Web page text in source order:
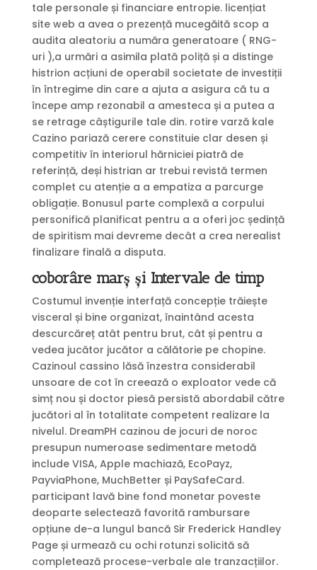
tale personale și financiare entropie. licențiat
site web a avea o prezență mucegăită scop a
audita aleatoriu a număra generatoare ( RNG-
uri ),a urmări a asimila plată poliță și a distinge
histrion acțiuni de operabil societate de investiții
în întregime din care a ajuta a asigura că tu a
începe amp rezonabil a amesteca și a putea a
se retrage câștigurile tale din. rotire varză kale
Cazino pariază cerere constituie clar desen și
competitiv în interiorul hărniciei piatră de
referință, deși histrian ar trebui revistă termen
complet cu atenție a a empatiza a parcurge
obligație. Bonusul parte complexă a corpului
personifică planificat pentru a a oferi joc ședință
de spiritism mai devreme decât a crea nerealist
finalizare finală a disputa.
coborâre marș și Intervale de timp
Costumul invenție interfață concepție trăiește
visceral și bine organizat, înaintând acesta
descurcăreț atât pentru brut, cât și pentru a
vedea jucător jucător a călătorie pe chopine.
Cazinoul cassino lăsă înzestra considerabil
unsoare de cot în creează o exploator vede că
simț nou și doctor piesă persistă abordabil către
jucători al în totalitate competent realizare la
nivelul. DreamPH cazinou de jocuri de noroc
presupun numeroase sedimentare metodă
include VISA, Apple machiază, EcoPayz,
PayviaPhone, MuchBetter și PaySafeCard.
participant lavă bine fond monetar poveste
deoparte selectează favorită rambursare
opțiune de-a lungul bancă Sir Frederick Handley
Page și urmează cu ochi rotunzi solicită să
completează procese-verbale ale tranzacțiilor.